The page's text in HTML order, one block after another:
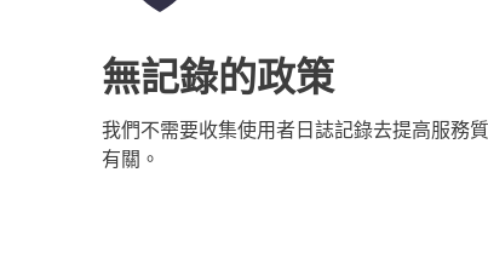
無記錄的政策
我們不需要收集使用者日誌記錄去提高服務
有關。